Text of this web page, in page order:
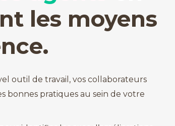
les moyens
outil de travail, vos collaborateurs
bonnes pratiques au sein de votre